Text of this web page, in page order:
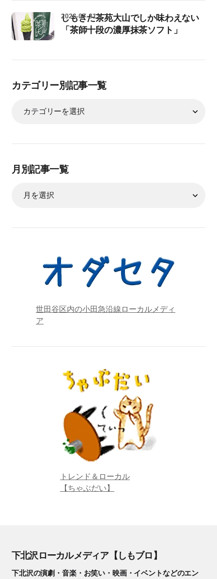
しもきた茶苑大山でしか味わえない
「茶師十段の濃厚抹茶ソフト」
2026-07-31
カテゴリー別記事一覧
月別記事一覧
世田谷区内の小田急沿線ローカルメディ
ア
トレンド＆ローカル
【ちゃぶだい】
下北沢ローカルメディア【しもブロ】
下北沢の演劇・音楽・お笑い・映画・イベントなどのエン